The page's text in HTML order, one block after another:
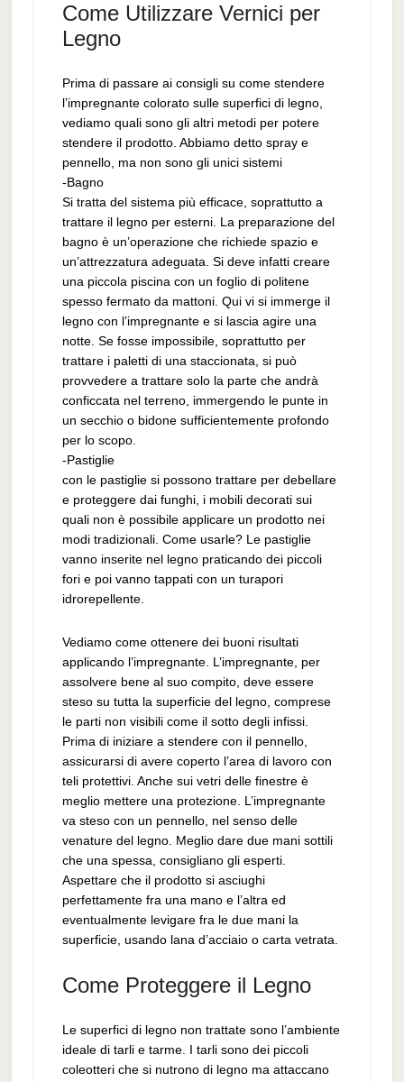
Come Utilizzare Vernici per
Legno
Prima di passare ai consigli su come stendere
l’impregnante colorato sulle superfici di legno,
vediamo quali sono gli altri metodi per potere
stendere il prodotto. Abbiamo detto spray e
pennello, ma non sono gli unici sistemi
-Bagno
Si tratta del sistema più efficace, soprattutto a
trattare il legno per esterni. La preparazione del
bagno è un’operazione che richiede spazio e
un’attrezzatura adeguata. Si deve infatti creare
una piccola piscina con un foglio di politene
spesso fermato da mattoni. Qui vi si immerge il
legno con l’impregnante e si lascia agire una
notte. Se fosse impossibile, soprattutto per
trattare i paletti di una staccionata, si può
provvedere a trattare solo la parte che andrà
conficcata nel terreno, immergendo le punte in
un secchio o bidone sufficientemente profondo
per lo scopo.
-Pastiglie
con le pastiglie si possono trattare per debellare
e proteggere dai funghi, i mobili decorati sui
quali non è possibile applicare un prodotto nei
modi tradizionali. Come usarle? Le pastiglie
vanno inserite nel legno praticando dei piccoli
fori e poi vanno tappati con un turapori
idrorepellente.
Vediamo come ottenere dei buoni risultati
applicando l’impregnante. L’impregnante, per
assolvere bene al suo compito, deve essere
steso su tutta la superficie del legno, comprese
le parti non visibili come il sotto degli infissi.
Prima di iniziare a stendere con il pennello,
assicurarsi di avere coperto l’area di lavoro con
teli protettivi. Anche sui vetri delle finestre è
meglio mettere una protezione. L’impregnante
va steso con un pennello, nel senso delle
venature del legno. Meglio dare due mani sottili
che una spessa, consigliano gli esperti.
Aspettare che il prodotto si asciughi
perfettamente fra una mano e l’altra ed
eventualmente levigare fra le due mani la
superficie, usando lana d’acciaio o carta vetrata.
Come Proteggere il Legno
Le superfici di legno non trattate sono l’ambiente
ideale di tarli e tarme. I tarli sono dei piccoli
coleotteri che si nutrono di legno ma attaccano